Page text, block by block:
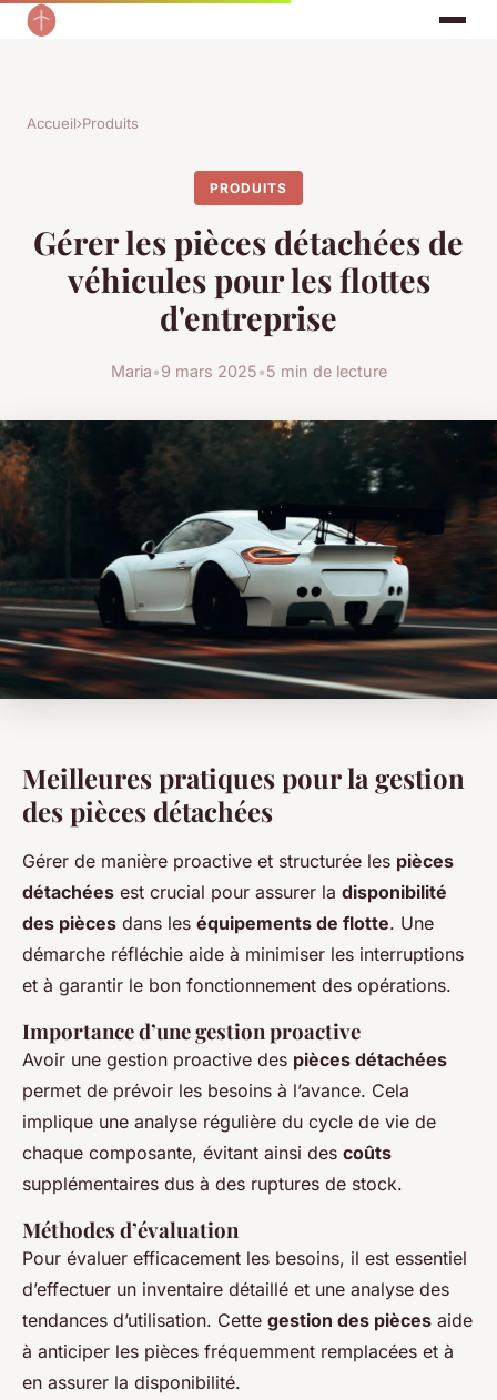
Accueil›Produits
PRODUITS
Gérer les pièces détachées de
véhicules pour les flottes
d'entreprise
Maria•9 mars 2025•5 min de lecture
Meilleures pratiques pour la gestion
des pièces détachées
Gérer de manière proactive et structurée les pièces
détachées est crucial pour assurer la disponibilité
des pièces dans les équipements de flotte. Une
démarche réfléchie aide à minimiser les interruptions
et à garantir le bon fonctionnement des opérations.
Importance d’une gestion proactive
Avoir une gestion proactive des pièces détachées
permet de prévoir les besoins à l’avance. Cela
implique une analyse régulière du cycle de vie de
chaque composante, évitant ainsi des coûts
supplémentaires dus à des ruptures de stock.
Méthodes d’évaluation
Pour évaluer efficacement les besoins, il est essentiel
d’effectuer un inventaire détaillé et une analyse des
tendances d’utilisation. Cette gestion des pièces aide
à anticiper les pièces fréquemment remplacées et à
en assurer la disponibilité.